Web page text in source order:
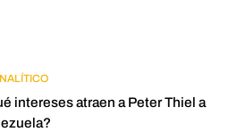
intereses atraen a Peter Thiel a